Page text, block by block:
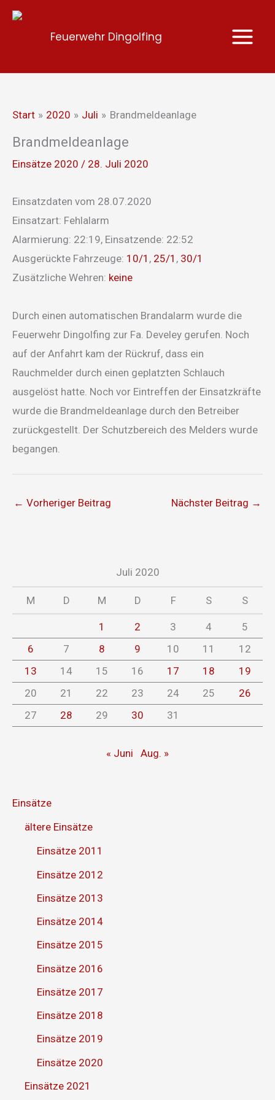
Zum
Feuerwehr Dingolfing
Start 2020 Juli Brandmeldeanlage
Brandmeldeanlage
Einsätze 2020 / 28. Juli 2020
Einsatzdaten vom 28.07.2020
Einsatzart: Fehlalarm
Alarmierung: 22:19, Einsatzende: 22:52
Ausgerückte Fahrzeuge: 10/1 , 25/1 , 30/1
Zusätzliche Wehren: keine
Durch einen automatischen Brandalarm wurde die
Feuerwehr Dingolfing zur Fa. Develey gerufen. Noch
auf der Anfahrt kam der Rückruf, dass ein
Rauchmelder durch einen geplatzten Schlauch
ausgelöst hatte. Noch vor Eintreffen der Einsatzkräfte
wurde die Brandmeldeanlage durch den Betreiber
zurückgestellt. Der Schutzbereich des Melders wurde
begangen.
← Vorheriger Beitrag Nächster Beitrag →
Juli 2020
M D M D F S S
1 2 3 4
5
6
7 8 9 10 11
12
13
14 15 16 17 18
19
20
21 22 23 24 25
26
27
28 29 30 31
« Juni Aug. »
Einsätze
ältere Einsätze
Einsätze 2011
Einsätze 2012
Einsätze 2013
Einsätze 2014
Einsätze 2015
Einsätze 2016
Einsätze 2017
Einsätze 2018
Einsätze 2019
Einsätze 2020
Einsätze 2021